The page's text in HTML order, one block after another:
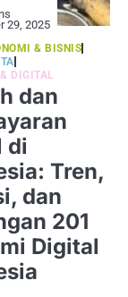
29, 2025
dan
di
Tren,
dan
201
Digital
& BISNIS
DIGITAL